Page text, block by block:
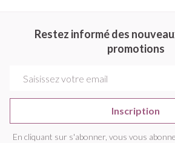
Restez informé des
promotions
Inscription
En cliquant sur s'abonner, vous vous